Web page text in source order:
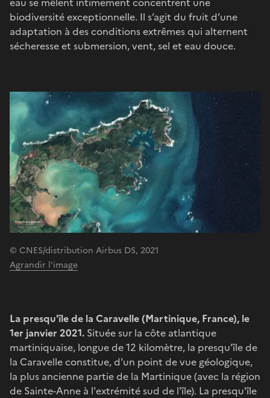
biodiversité exceptionnelle. Il s’agit du fruit d’une
adaptation à des conditions extrêmes qui alternent
sécheresse et submersion, vent, sel et eau douce.
© CNES/distribution Airbus DS, 2021
Agrandir l'image
La presqu'île de la Caravelle (Martinique, France), le
1er janvier 2021. Située sur la côte atlantique
martiniquaise, longue de 12 kilomètre, la presqu’île de
la Caravelle constitue, d'un point de vue géologique,
la plus ancienne partie de la Martinique (avec la région
de Sainte-Anne à l'extrémité sud de l'île). La presqu'île